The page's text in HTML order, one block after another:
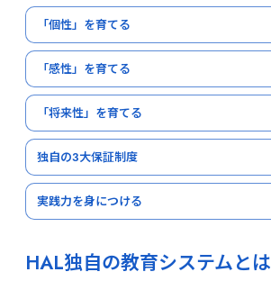
「個性」を育てる
「感性」を育てる
「将来性」を育てる
独自の3大保証制度
実践力を身につける
HAL独自の教育システムとは